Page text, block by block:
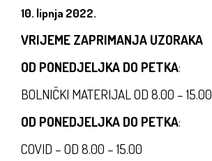
10. lipnja 2022.
VRIJEME ZAPRIMANJA UZORAKA
OD PONEDJELJKA DO PETKA:
BOLNIČKI MATERIJAL OD 8.00 – 15.00
OD PONEDJELJKA DO PETKA:
COVID – OD 8.00 – 15.00